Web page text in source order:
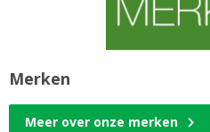
Merken
Meer over onze merken